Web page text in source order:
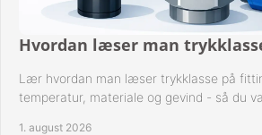
Hvordan læser man
Lær hvordan man læser trykklasse på
temperatur, materiale og gevind - så du
1. august 2026